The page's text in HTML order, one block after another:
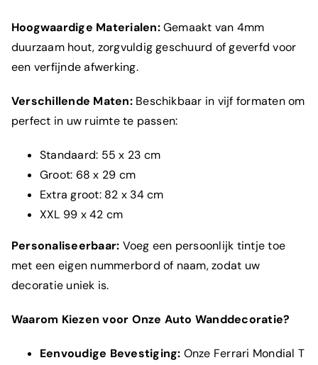
Hoogwaardige Materialen:Gemaakt van 4mm
duurzaam hout, zorgvuldig geschuurd of geverfd voor
een verfijnde afwerking.
Verschillende Maten:Beschikbaar in vijf formaten om
perfect in uw ruimte te passen:
Standaard: 55 x 23 cm
Groot: 68 x 29 cm
Extra groot: 82 x 34 cm
XXL 99 x 42 cm
Personaliseerbaar: Voeg een persoonlijk tintje toe
met een eigen nummerbord of naam, zodat uw
decoratie uniek is.
Waarom Kiezen voor Onze Auto Wanddecoratie?
Eenvoudige Bevestiging: Onze Ferrari Mondial T